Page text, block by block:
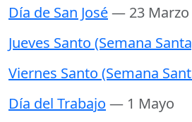
Día de San José— 23 Marzo
Jueves Santo (Semana
Viernes Santo (Semana
Día del Trabajo — 1 Mayo